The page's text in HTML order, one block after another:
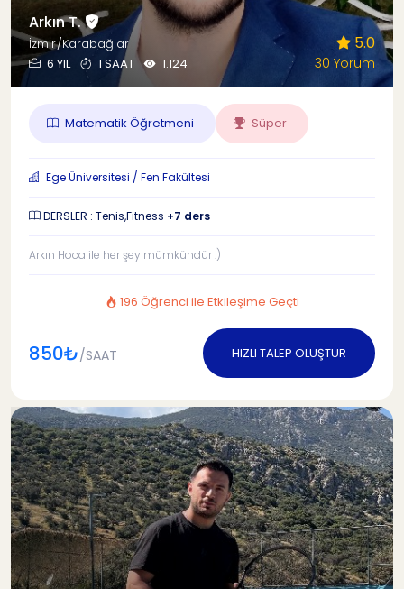
Arkın T.
İzmir/Karabağlar
6 YIL
1 SAAT 1.124
5.0
30 Yorum
Matematik Öğretmeni Süper
Ege Üniversitesi / Fen Fakültesi
DERSLER : Tenis,Fitness +7 ders
Arkın Hoca ile her şey mümkündür :)
196 Öğrenci ile Etkileşime Geçti
850₺/SAAT HIZLI TALEP OLUŞTUR